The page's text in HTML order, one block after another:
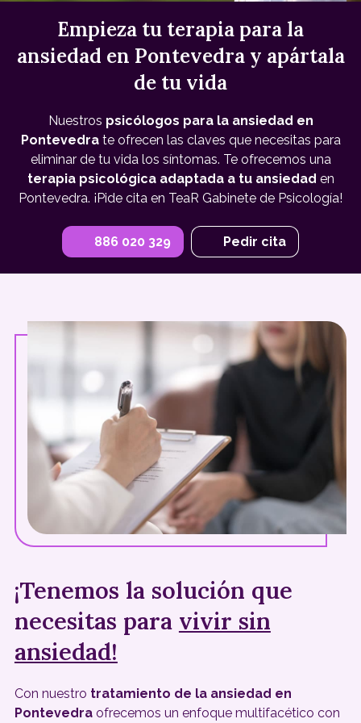
Empieza tu terapia para la
ansiedad en Pontevedra y apártala
de tu vida
Nuestros psicólogos para la ansiedad en
Pontevedrate ofrecen las claves que necesitas para
eliminar de tu vida los síntomas. Te ofrecemos una
terapia psicológica adaptada a tu ansiedad en
Pontevedra. ¡Pide cita en TeaR Gabinete de Psicología!
886 020 329 Pedir cita
¡Tenemos la solución que
necesitas para vivir sin
ansiedad!
Con nuestro tratamiento de la ansiedad en
Pontevedraofrecemos un enfoque multifacético con